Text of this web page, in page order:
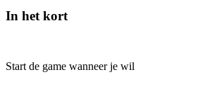
In het kort
Start de game wanneer je wil